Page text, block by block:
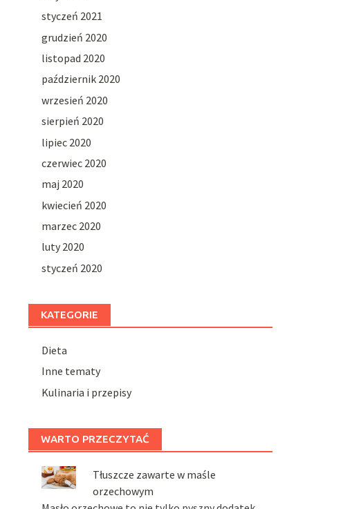
styczeń 2021
grudzień 2020
listopad 2020
październik 2020
wrzesień 2020
sierpień 2020
lipiec 2020
czerwiec 2020
maj 2020
kwiecień 2020
marzec 2020
luty 2020
styczeń 2020
KATEGORIE
Dieta
Inne tematy
Kulinaria i przepisy
WARTO PRZECZYTAĆ
Tłuszcze zawarte w maśle
orzechowym